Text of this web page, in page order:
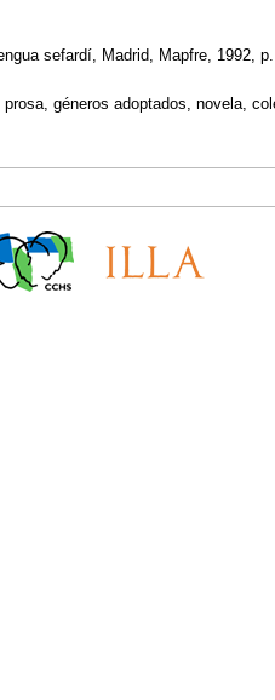
sefardí, Madrid, Mapfre, 1992, p.
géneros adoptados, novela,